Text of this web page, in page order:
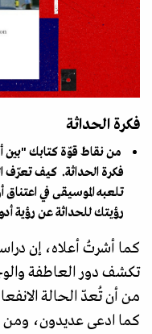
فكرة الحداثة
من نقاط قوّة كتابك "بين
فكرة الحداثة. كيف تعرّف
تلعبه الموسيقى في
رؤيتك للحداثة عن رؤية
كما أشرتُ أعلاه، إن
تكشف دور العاطفة
من أن تُعدّ الحالة
كما ادعى عديدون، ومن